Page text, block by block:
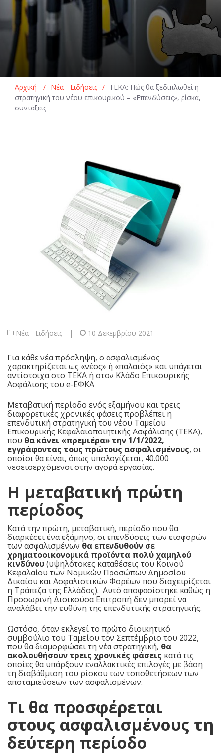
Αρχική / Νέα - Ειδήσεις / ΤΕΚΑ: Πώς θα ξεδιπλωθεί η
στρατηγική του νέου επικουρικού – «Επενδύσεις», ρίσκα,
συντάξεις
Νέα - Ειδήσεις | 10 Δεκεμβρίου 2021
Για κάθε νέα πρόσληψη, ο ασφαλισμένος
χαρακτηρίζεται ως «νέος» ή «παλαιός» και υπάγεται
αντίστοιχα στο ΤΕΚΑ ή στον Κλάδο Επικουρικής
Ασφάλισης του e-ΕΦΚΑ
Mεταβατική περίοδο ενός εξαμήνου και τρεις
διαφορετικές χρονικές φάσεις προβλέπει η
επενδυτική στρατηγική του νέου Ταμείου
Επικουρικής Κεφαλαιοποιητικής Ασφάλισης (ΤΕΚΑ),
που θα κάνει «πρεμιέρα» την 1/1/2022,
εγγράφοντας τους πρώτους ασφαλισμένους, οι
οποίοι θα είναι, όπως υπολογίζεται, 40.000
νεοεισερχόμενοι στην αγορά εργασίας.
Η μεταβατική πρώτη
περίοδος
Κατά την πρώτη, μεταβατική, περίοδο που θα
διαρκέσει ένα εξάμηνο, οι επενδύσεις των εισφορών
των ασφαλισμένων θα επενδυθούν σε
χρηματοοικονομικά προϊόντα πολύ χαμηλού
κινδύνου(υψηλότοκες καταθέσεις του Κοινού
Κεφαλαίου των Νομικών Προσώπων Δημοσίου
Δικαίου και Ασφαλιστικών Φορέων που διαχειρίζεται
η Τράπεζα της Ελλάδος). Αυτό αποφασίστηκε καθώς η
Προσωρινή Διοικούσα Επιτροπή δεν μπορεί να
αναλάβει την ευθύνη της επενδυτικής στρατηγικής.
Ωστόσο, όταν εκλεγεί το πρώτο διοικητικό
συμβούλιο του Ταμείου τον Σεπτέμβριο του 2022,
που θα διαμορφώσει τη νέα στρατηγική, θα
ακολουθήσουν τρεις χρονικές φάσεις κατά τις
οποίες θα υπάρξουν εναλλακτικές επιλογές με βάση
τη διαβάθμιση του ρίσκου των τοποθετήσεων των
αποταμιεύσεων των ασφαλισμένων.
Τι θα προσφέρεται
στους ασφαλισμένους τη
δεύτερη περίοδο